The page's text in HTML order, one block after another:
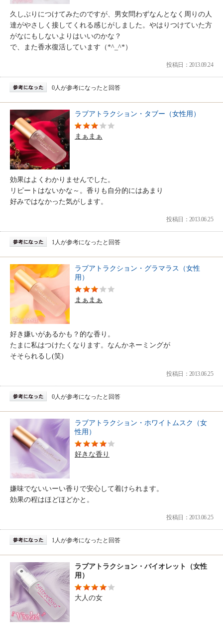
久しぶりにつけてみたのですが、男女問わずなんとなく周りの人
達がやさしく接してくれる感じがしました。やはりつけていた方
がなにもしないよりはいいのかな？
で、また香水復活しています（*^_^*）
投稿日：2013.09.24
0人が参考になったと回答
ラブアトラクション・タブー（女性用）
まぁまぁ
効果はよくわかりませんでした。
リピートはないかな～。香りも自分的にはあまり
好みではなかった気がします。
投稿日：2013.06.25
1人が参考になったと回答
ラブアトラクション・グラマラス（女性
用）
まぁまぁ
好き嫌いがあるかも？的な香り。
たまに私はつけたくなります。なんかネーミングが
そそられるし(笑)
投稿日：2013.06.25
0人が参考になったと回答
ラブアトラクション・ホワイトムスク（女
性用）
好きな香り
嫌味でないいーい香りで安心して着けられます。
効果の程はほどほどかと。
投稿日：2013.06.25
1人が参考になったと回答
ラブアトラクション・バイオレット（女性
用）
大人の女